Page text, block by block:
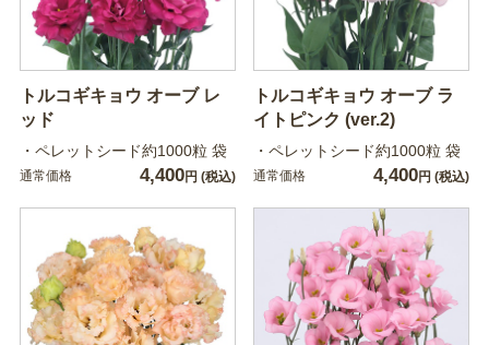
トルコギキョウ オーブ レ
ッド
・ペレットシード約1000粒 袋
通常価格 4,400円 (税込)
トルコギキョウ オーブ ラ
イトピンク (ver.2)
・ペレットシード約1000粒 袋
通常価格 4,400円 (税込)